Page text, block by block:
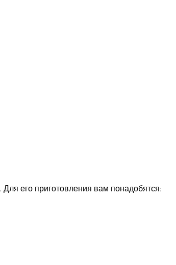
Для его приготовления вам понадобятся: